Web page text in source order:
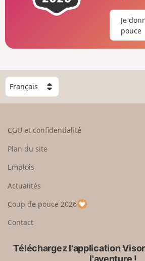
Je
pouce
C
h
o
e
u
p
a
CGU et confidentialité
Plan du site
Emplois
Actualités
Coup de pouce 2026
Contact
Téléchargez l'application